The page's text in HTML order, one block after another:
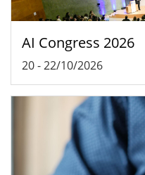
AI Congress 2026
20-22/10/2026